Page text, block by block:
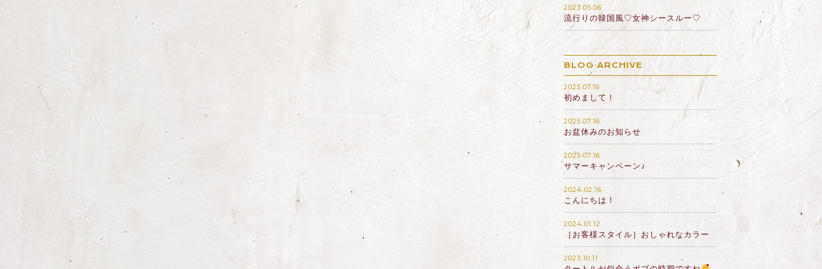
2023.05.06
流行りの韓国風♡女神シースルー♡
BLOG ARCHIVE
2025.07.16
初めまして！
2025.07.16
お盆休みのお知らせ
2025.07.16
サマーキャンペーン♪
2024.02.16
こんにちは！
2024.01.12
［お客様スタイル］おしゃれなカラー
2023.10.11